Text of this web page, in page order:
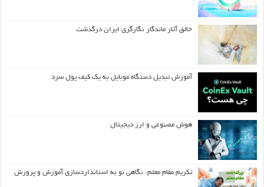
خالق آثار ماندگار نگارگری ایران درگذشت
آموزش تبدیل دستگاه موبایل به یک کیف‌ پول سرد
هوش مصنوعی و ارز دیجیتال
تکریم مقام معلم: نگاهی نو به استانداردسازی آموزش و پرورش